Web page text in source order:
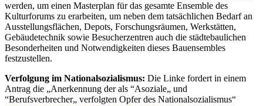
werden, um einen Masterplan für das gesamte Ensemble des
Kulturforums zu erarbeiten, um neben dem tatsächlichen Bedarf an
Ausstellungsflächen, Depots, Forschungsräumen, Werkstätten,
Gebäudetechnik sowie Besucherzentren auch die städtebaulichen
Besonderheiten und Notwendigkeiten dieses Bauensembles
festzustellen.
Verfolgung im Nationalsozialismus: Die Linke fordert in einem
Antrag die „Anerkennung der als “Asoziale„ und
“Berufsverbrecher„ verfolgten Opfer des Nationalsozialismus“